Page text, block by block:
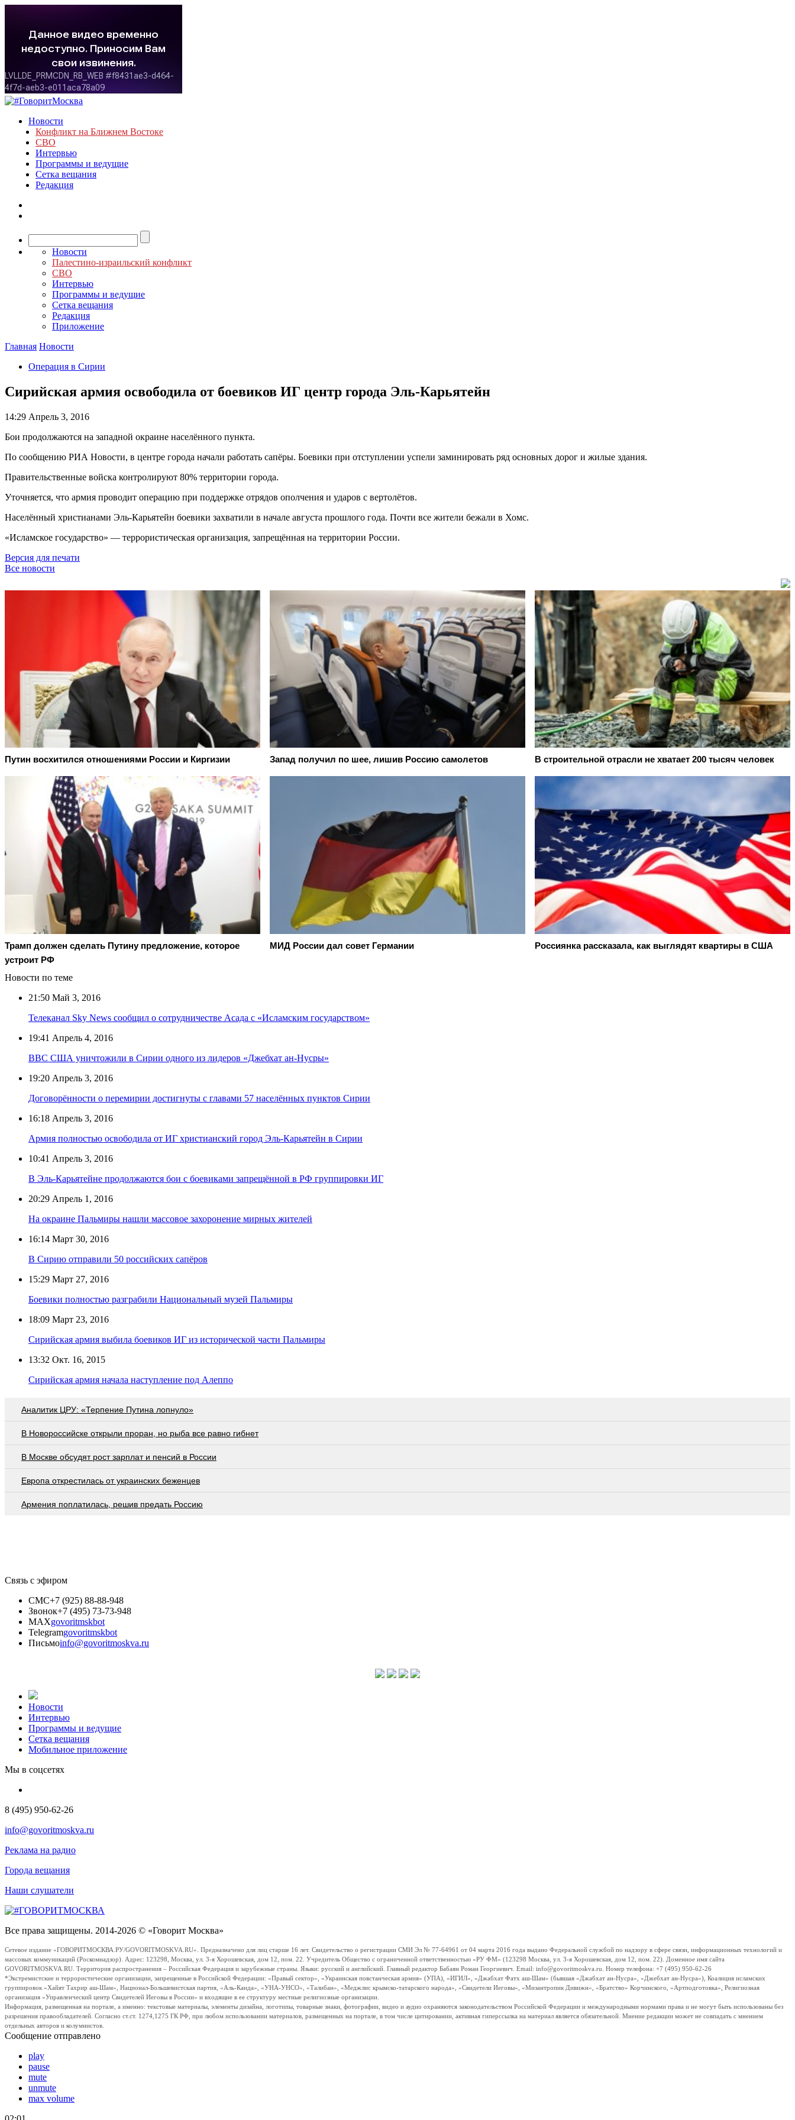
Новости
Конфликт на Ближнем Востоке
СВО
Интервью
Программы и ведущие
Сетка вещания
Редакция
Новости
Палестино-израильский конфликт
СВО
Интервью
Программы и ведущие
Сетка вещания
Редакция
Приложение
Главная Новости
Операция в Сирии
Сирийская армия освободила от боевиков ИГ центр города Эль-Карьятейн
14:29 Апрель 3, 2016
Бои продолжаются на западной окраине населённого пункта.
По сообщению РИА Новости, в центре города начали работать сапёры. Боевики при отступлении успели заминировать ряд основных дорог и жилые здания.
Правительственные войска контролируют 80% территории города.
Уточняется, что армия проводит операцию при поддержке отрядов ополчения и ударов с вертолётов.
Населённый христианами Эль-Карьятейн боевики захватили в начале августа прошлого года. Почти все жители бежали в Хомс.
«Исламское государство» — террористическая организация, запрещённая на территории России.
Версия для печати
Все новости
Путин восхитился отношениями России и Киргизии Запад получил по шее, лишив Россию самолетов В строительной отрасли не хватает 200 тысяч человек
Трамп должен сделать Путину предложение, которое
устроит РФ
МИД России дал совет Германии Россиянка рассказала, как выглядят квартиры в США
Новости по теме
21:50 Май 3, 2016
Телеканал Sky News сообщил о сотрудничестве Асада с «Исламским государством»
19:41 Апрель 4, 2016
ВВС США уничтожили в Сирии одного из лидеров «Джебхат ан-Нусры»
19:20 Апрель 3, 2016
Договорённости о перемирии достигнуты с главами 57 населённых пунктов Сирии
16:18 Апрель 3, 2016
Армия полностью освободила от ИГ христианский город Эль-Карьятейн в Сирии
10:41 Апрель 3, 2016
В Эль-Карьятейне продолжаются бои с боевиками запрещённой в РФ группировки ИГ
20:29 Апрель 1, 2016
На окраине Пальмиры нашли массовое захоронение мирных жителей
16:14 Март 30, 2016
В Сирию отправили 50 российских сапёров
15:29 Март 27, 2016
Боевики полностью разграбили Национальный музей Пальмиры
18:09 Март 23, 2016
Сирийская армия выбила боевиков ИГ из исторической части Пальмиры
13:32 Окт. 16, 2015
Сирийская армия начала наступление под Алеппо
Аналитик ЦРУ: «Терпение Путина лопнуло»
В Новороссийске открыли проран, но рыба все равно гибнет
В Москве обсудят рост зарплат и пенсий в России
Европа открестилась от украинских беженцев
Армения поплатилась, решив предать Россию
Связь с эфиром
СМС+7 (925) 88-88-948
Звонок+7 (495) 73-73-948
MAXgovoritmskbot
Telegramgovoritmskbot
Письмоinfo@govoritmoskva.ru
Новости
Интервью
Программы и ведущие
Сетка вещания
Мобильное приложение
Мы в соцсетях
8 (495) 950-62-26
info@govoritmoskva.ru
Реклама на радио
Города вещания
Наши слушатели
Все права защищены. 2014-2026 © «Говорит Москва»
Сетевое издание «ГОВОРИТМОСКВА.РУ/GOVORITMOSKVA.RU». Предназначено для лиц старше 16 лет. Свидетельство о регистрации СМИ Эл № 77-64961 от 04 марта 2016 года выдано Федеральной службой по надзору в сфере связи, информационных технологий и
массовых коммуникаций (Роскомнадзор). Адрес: 123298, Москва, ул. 3-я Хорошевская, дом 12, пом. 22. Учредитель Общество с ограниченной ответственностью «РУ ФМ» (123298 Москва, ул. 3-я Хорошевская, дом 12, пом. 22). Доменное имя сайта
GOVORITMOSKVA.RU. Территория распространения – Российская Федерация и зарубежные страны. Языки: русский и английский. Главный редактор Бабаян Роман Георгиевич. Email: info@govoritmoskva.ru. Номер телефона: +7 (495) 950-62-26
*Экстремистские и террористические организации, запрещенные в Российской Федерации: «Правый сектор», «Украинская повстанческая армия» (УПА), «ИГИЛ», «Джабхат Фатх аш-Шам» (бывшая «Джабхат ан-Нусра», «Джебхат ан-Нусра»), Коалиция исламских
группировок «Хайят Тахрир аш-Шам», Национал-Большевистская партия, «Аль-Каида», «УНА-УНСО», «Талибан», «Меджлис крымско-татарского народа», «Свидетели Иеговы», «Мизантропик Дивижн», «Братство» Корчинского, «Артподготовка», Религиозная
организация «Управленческий центр Свидетелей Иеговы в России» и входящие в ее структуру местные религиозные организации.
Информация, размещенная на портале, а именно: текстовые материалы, элементы дизайна, логотипы, товарные знаки, фотографии, видео и аудио охраняются законодательством Российской Федерации и международными нормами права и не могут быть использованы без
разрешения правообладателей. Согласно ст.ст. 1274,1275 ГК РФ, при любом использовании материалов, размещенных на портале, в том числе цитировании, активная гиперссылка на материал является обязательной. Мнение редакции может не совпадать с мнением
отдельных авторов и колумнистов.
Сообщение отправлено
play
pause
mute
unmute
max volume